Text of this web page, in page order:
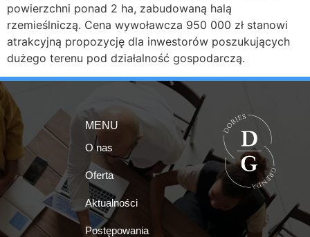
powierzchni ponad 2 ha, zabudowaną halą
rzemieślniczą. Cena wywoławcza 950 000 zł stanowi
atrakcyjną propozycję dla inwestorów poszukujących
dużego terenu pod działalność gospodarczą.
MENU
O nas
Oferta
Aktualności
Postępowania